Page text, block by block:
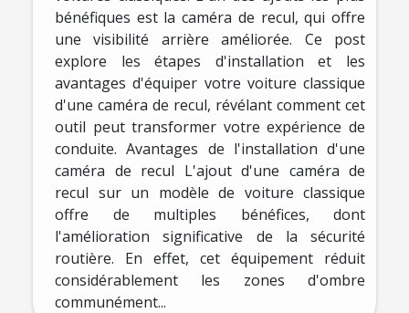
bénéfiques est la caméra de recul, qui offre
une visibilité arrière améliorée. Ce post
explore les étapes d'installation et les
avantages d'équiper votre voiture classique
d'une caméra de recul, révélant comment cet
outil peut transformer votre expérience de
conduite. Avantages de l'installation d'une
caméra de recul L'ajout d'une caméra de
recul sur un modèle de voiture classique
offre de multiples bénéfices, dont
l'amélioration significative de la sécurité
routière. En effet, cet équipement réduit
considérablement les zones d'ombre
communément...